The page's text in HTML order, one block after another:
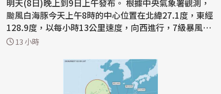
明天(8日)晚上到9日上午發布。 根據中央氣象署觀測，
颱風白海豚今天上午8時的中心位置在北緯27.1度，東經
128.9度，以每小時13公里速度，向西進行，7級暴風半
徑為...
13 小時